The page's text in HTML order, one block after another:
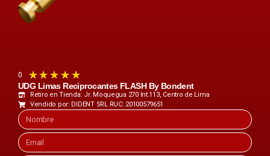
0 ★★ ★ ★ ★
UDG Limas Reciprocantes FLASH By Bondent
Retiro en Tienda: Jr. Moquegua 270 Int.113, Centro de Lima
Vendido por: DIDENT SRL RUC: 20100579651